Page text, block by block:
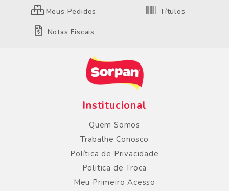
Meus Pedidos Títulos
Notas Fiscais
Institucional
Quem Somos
Trabalhe Conosco
Política de Privacidade
Politica de Troca
Meu Primeiro Acesso